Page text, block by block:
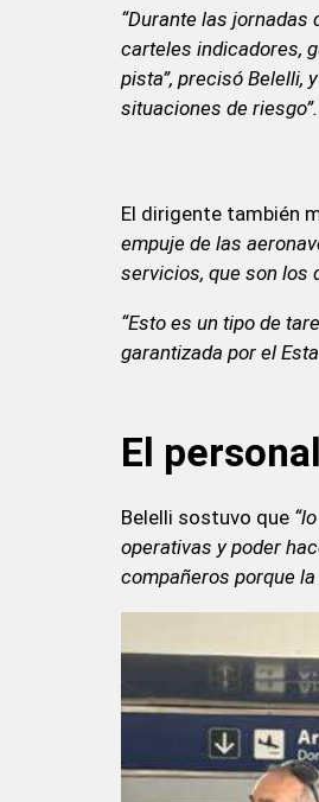
“Durante las
carteles indicadores,
pista”, precisó Belelli,
situaciones de riesgo”.
El dirigente también
empuje de las
servicios, que son los
“Esto es un tipo de
garantizada por el
El
Belelli sostuvo que
operativas y poder
compañeros porque